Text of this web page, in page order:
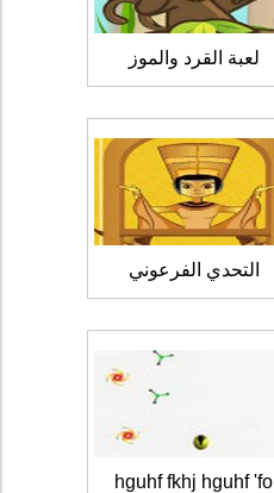
لعبة القرد والموز
التحدي الفرعوني
hguhf fkhj hguhf 'fo